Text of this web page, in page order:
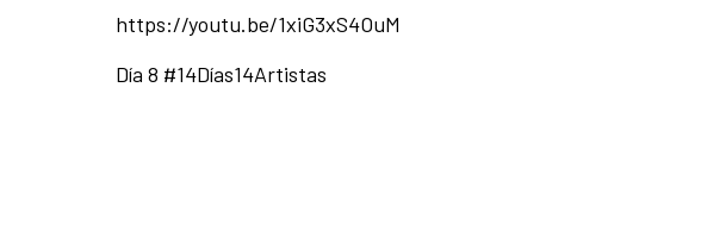
https://youtu.be/1xiG3xS4OuM
Día 8 #14Días14Artistas